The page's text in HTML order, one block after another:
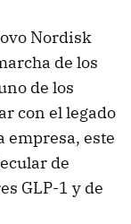
Nordisk
de los
de los
con el legado
empresa, este
de
GLP-1 y de